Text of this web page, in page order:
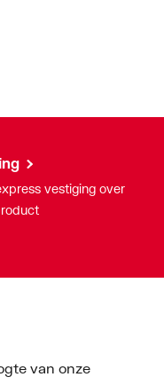
vestiging over
van onze